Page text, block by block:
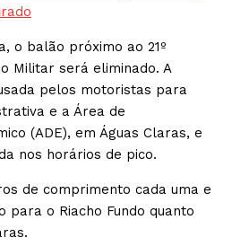
o balão próximo ao 21º
Militar será eliminado. A
pelos motoristas para
e a Área de
(ADE), em Águas Claras, e
nos horários de pico.
de comprimento cada uma e
o Riacho Fundo quanto